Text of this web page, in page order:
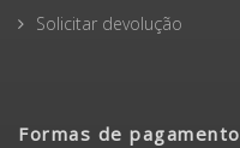
Solicitar devolução
Formas de pagamento